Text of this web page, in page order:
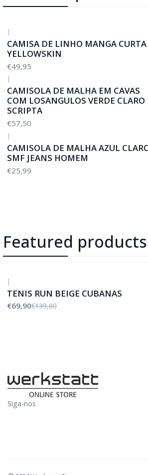
|
CAMISA DE LINHO MANGA CURTA
YELLOWSKIN
€49,95
|
CAMISOLA DE MALHA EM CAVAS
COM LOSANGULOS VERDE CLARO
SCRIPTA
€57,50
|
CAMISOLA DE MALHA AZUL
SMF JEANS HOMEM
€25,99
Featured products
|
TENIS RUN BEIGE CUBANAS
€69,90€139,80
Siga-nos